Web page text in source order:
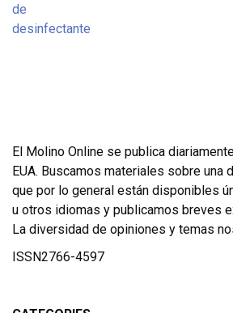
El Molino Online se publica
EUA. Buscamos materiales sobre una
que por lo general están disponibles
u otros idiomas y publicamos breves
La diversidad de opiniones y temas
ISSN2766-4597